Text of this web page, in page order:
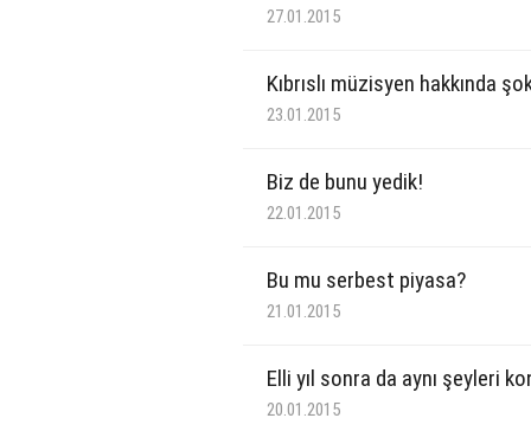
27.01.2015
Kıbrıslı müzisyen hakkında
23.01.2015
Biz de bunu yedik!
22.01.2015
Bu mu serbest piyasa?
21.01.2015
Elli yıl sonra da aynı şeyleri
20.01.2015